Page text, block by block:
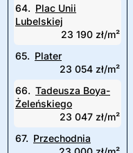
64. Plac Unii
Lubelskiej
23 190 zł/m²
65. Plater
23 054 zł/m²
66. Tadeusza Boya-
Żeleńskiego
23 047 zł/m²
67. Przechodnia